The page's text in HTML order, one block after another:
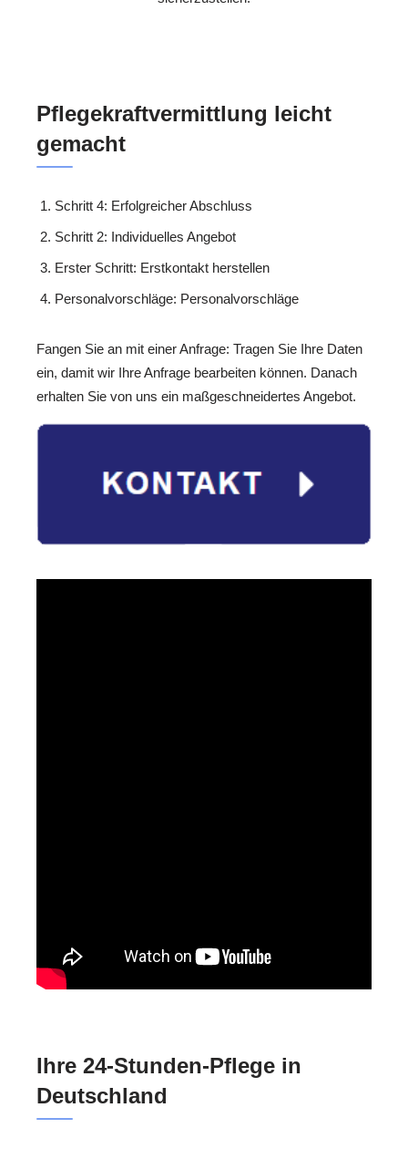
Pflegekraftvermittlung leicht
gemacht
Schritt 4: Erfolgreicher Abschluss
Schritt 2: Individuelles Angebot
Erster Schritt: Erstkontakt herstellen
Personalvorschläge: Personalvorschläge
Fangen Sie an mit einer Anfrage: Tragen Sie Ihre Daten
ein, damit wir Ihre Anfrage bearbeiten können. Danach
erhalten Sie von uns ein maßgeschneidertes Angebot.
Ihre 24-Stunden-Pflege in
Deutschland